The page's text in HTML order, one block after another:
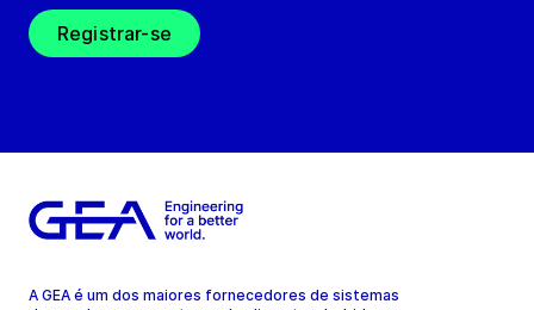
Registrar-se
A GEA é um dos maiores fornecedores de sistemas